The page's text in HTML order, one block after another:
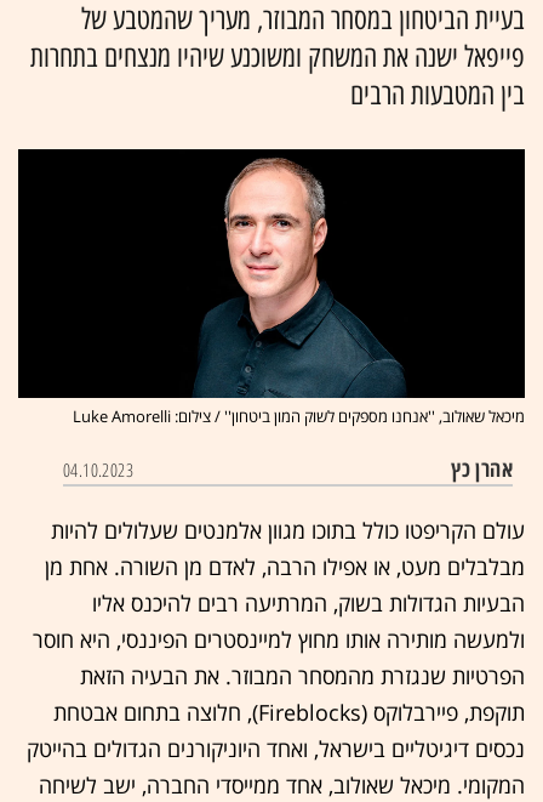
בעיית הביטחון במסחר המבוזר, מעריך שהמטבע של
פייפאל ישנה את המשחק ומשוכנע שיהיו מנצחים בתחרות
בין המטבעות הרבים
מיכאל שאולוב, ''אנחנו מספקים לשוק המון ביטחון'' / צילום: Luke Amorelli
אהרן כץ 04.10.2023
עולם הקריפטו כולל בתוכו מגוון אלמנטים שעלולים להיות
מבלבלים מעט, או אפילו הרבה, לאדם מן השורה. אחת מן
הבעיות הגדולות בשוק, המרתיעה רבים להיכנס אליו
ולמעשה מותירה אותו מחוץ למיינסטרים הפיננסי, היא חוסר
הפרטיות שנגזרת מהמסחר המבוזר. את הבעיה הזאת
תוקפת, פיירבלוקס (Fireblocks), חלוצה בתחום אבטחת
נכסים דיגיטליים בישראל, ואחד היוניקורנים הגדולים בהייטק
המקומי. מיכאל שאולוב, אחד ממייסדי החברה, ישב לשיחה